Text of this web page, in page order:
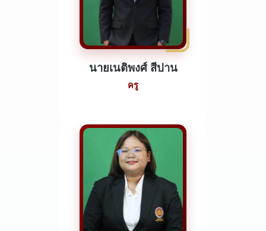
นายเนติพงศ์ สีปาน
ครู